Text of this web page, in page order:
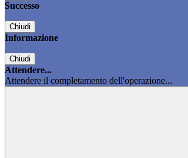
Successo
Chiudi
Informazione
Chiudi
Attendere...
Attendere il completamento dell'operazione...